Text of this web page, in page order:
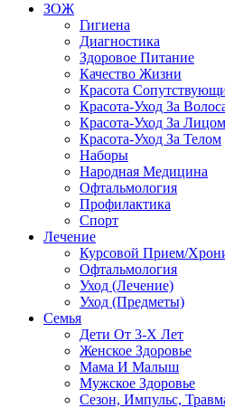
ЗОЖ
Гигиена
Диагностика
Здоровое Питание
Качество Жизни
Красота
Красота-Уход За
Красота-Уход За Лицом
Красота-Уход За Телом
Наборы
Народная Медицина
Офтальмология
Профилактика
Спорт
Лечение
Курсовой Прием/
Офтальмология
Уход (Лечение)
Уход (Предметы)
Семья
Дети От 3-Х Лет
Женское Здоровье
Мама И Малыш
Мужское Здоровье
Сезон, Импульс,